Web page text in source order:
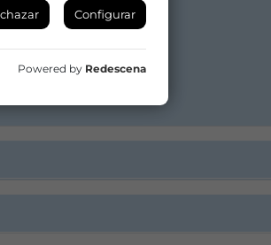
635884593Configurar
Powered by Redescena